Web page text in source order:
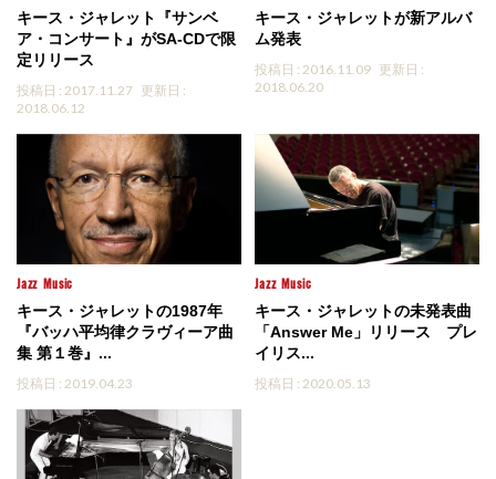
キース・ジャレット『サンベ
ア・コンサート』がSA-CDで限
定リリース
投稿日 : 2017.11.27 更新日 :
2018.06.12
キース・ジャレットが新アルバ
ム発表
投稿日 : 2016.11.09 更新日 :
2018.06.20
Jazz Music
キース・ジャレットの1987年
『バッハ平均律クラヴィーア曲
集 第１巻』...
投稿日 : 2019.04.23
Jazz Music
キース・ジャレットの未発表曲
「Answer Me」リリース プレ
イリス...
投稿日 : 2020.05.13